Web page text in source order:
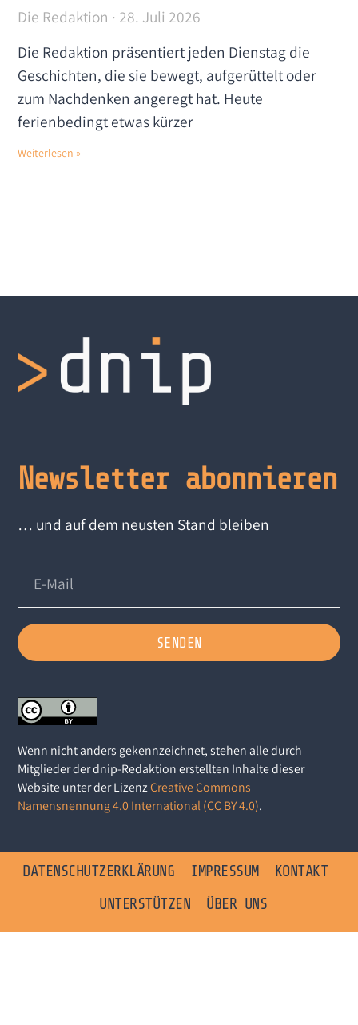
Die Redaktion
28. Juli 2026
Die Redaktion präsentiert jeden Dienstag die
Geschichten, die sie bewegt, aufgerüttelt oder
zum Nachdenken angeregt hat. Heute
ferienbedingt etwas kürzer
Weiterlesen »
Newsletter abonnieren
… und auf dem neusten Stand bleiben
SENDEN
Wenn nicht anders gekennzeichnet, stehen alle durch
Mitglieder der dnip-Redaktion erstellten Inhalte dieser
Website unter der LizenzCreative Commons
Namensnennung 4.0 International (CC BY 4.0).
DATENSCHUTZERKLÄRUNG IMPRESSUM
KONTAKT
UNTERSTÜTZEN
ÜBER UNS